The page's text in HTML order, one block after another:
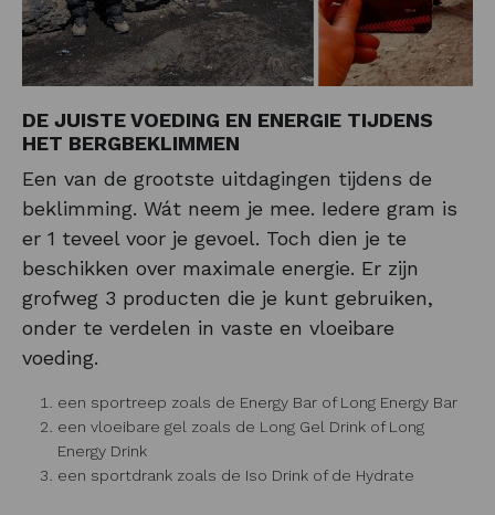
DE JUISTE VOEDING EN ENERGIE TIJDENS
HET BERGBEKLIMMEN
Een van de grootste uitdagingen tijdens de
beklimming. Wát neem je mee. Iedere gram is
er 1 teveel voor je gevoel. Toch dien je te
beschikken over maximale energie. Er zijn
grofweg 3 producten die je kunt gebruiken,
onder te verdelen in vaste en vloeibare
voeding.
een sportreep zoals de Energy Bar of Long Energy Bar
een vloeibare gel zoals de Long Gel Drink of Long
Energy Drink
een sportdrank zoals de Iso Drink of de Hydrate